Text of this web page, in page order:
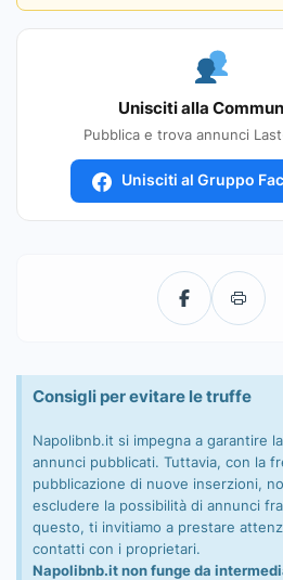
Unisciti alla
Pubblica e trova annunci
Unisciti al Gruppo
Consigli per evitare le truffe
Napolibnb.it si impegna a garantire
annunci pubblicati. Tuttavia, con la
pubblicazione di nuove inserzioni,
escludere la possibilità di annunci
questo, ti invitiamo a prestare
contatti con i proprietari.
Napolibnb.it non funge da